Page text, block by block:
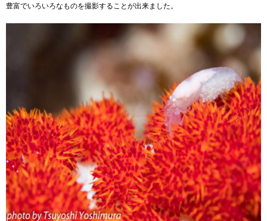
豊富でいろいろなものを撮影することが出来ました。